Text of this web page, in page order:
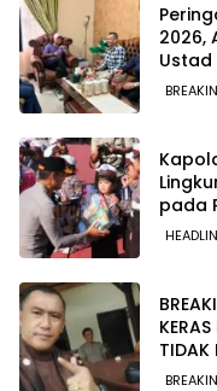
2026,
Ustad
Run
pada
2026
TIDAK